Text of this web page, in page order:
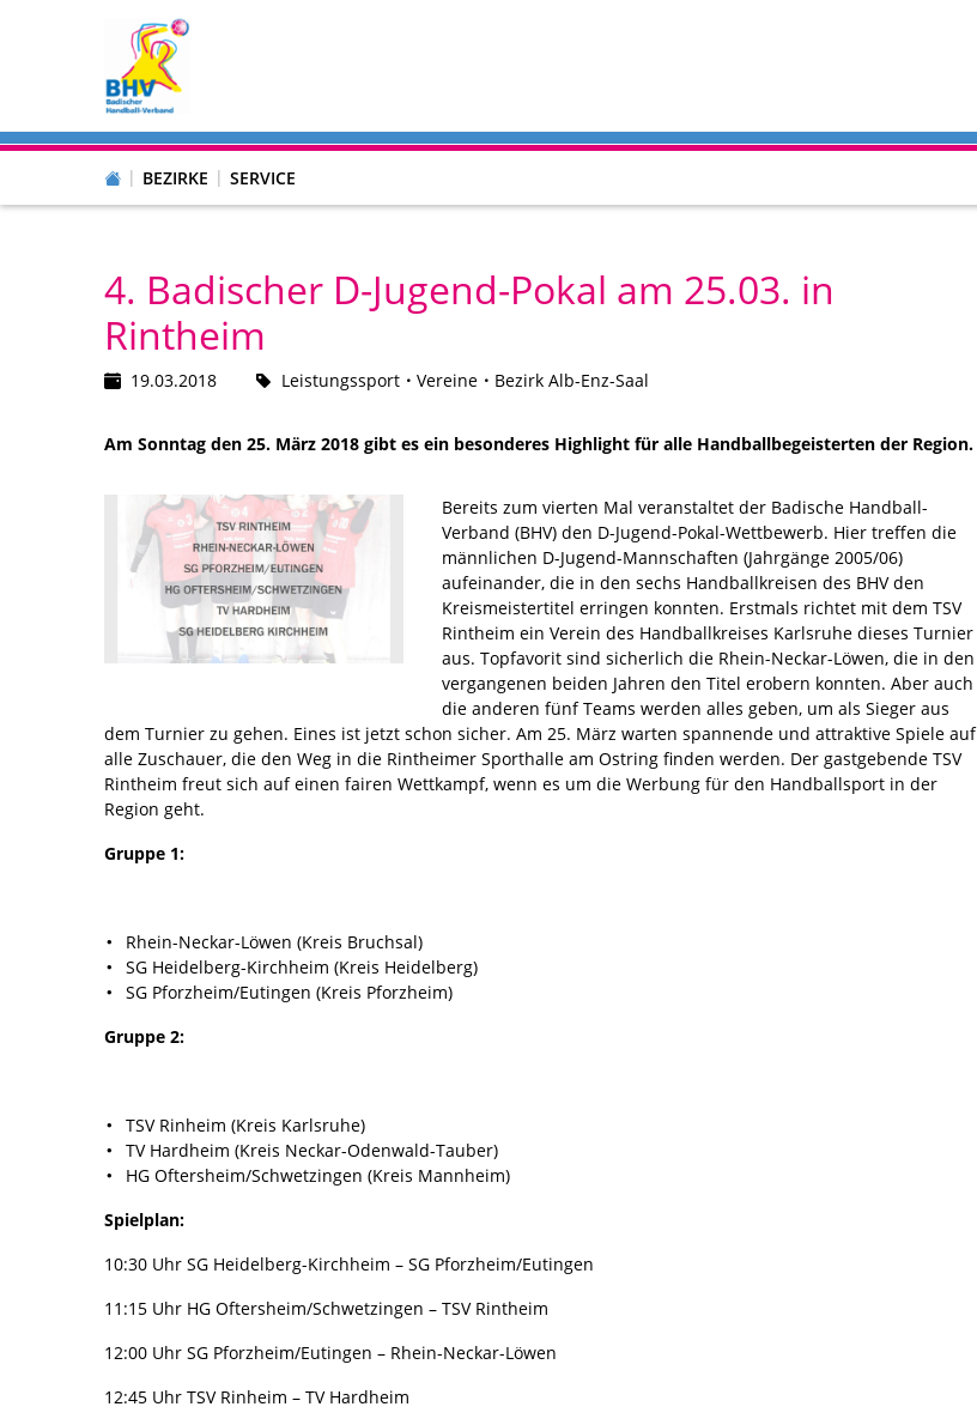
BEZIRKE SERVICE
4. Badischer D-Jugend-Pokal am 25.03. in
Rintheim
19.03.2018 Leistungssport Vereine Bezirk Alb-Enz-Saal
Am Sonntag den 25. März 2018 gibt es ein besonderes Highlight für alle Handballbegeisterten der Region.
Bereits zum vierten Mal veranstaltet der Badische Handball-
Verband (BHV) den D-Jugend-Pokal-Wettbewerb. Hier treffen die
männlichen D-Jugend-Mannschaften (Jahrgänge 2005/06)
aufeinander, die in den sechs Handballkreisen des BHV den
Kreismeistertitel erringen konnten. Erstmals richtet mit dem TSV
Rintheim ein Verein des Handballkreises Karlsruhe dieses Turnier
aus. Topfavorit sind sicherlich die Rhein-Neckar-Löwen, die in den
vergangenen beiden Jahren den Titel erobern konnten. Aber auch
die anderen fünf Teams werden alles geben, um als Sieger aus
dem Turnier zu gehen. Eines ist jetzt schon sicher. Am 25. März warten spannende und attraktive Spiele auf
alle Zuschauer, die den Weg in die Rintheimer Sporthalle am Ostring finden werden. Der gastgebende TSV
Rintheim freut sich auf einen fairen Wettkampf, wenn es um die Werbung für den Handballsport in der
Region geht.
Gruppe 1:
Rhein-Neckar-Löwen (Kreis Bruchsal)
SG Heidelberg-Kirchheim (Kreis Heidelberg)
SG Pforzheim/Eutingen (Kreis Pforzheim)
Gruppe 2:
TSV Rinheim (Kreis Karlsruhe)
TV Hardheim (Kreis Neckar-Odenwald-Tauber)
HG Oftersheim/Schwetzingen (Kreis Mannheim)
Spielplan:
10:30 Uhr SG Heidelberg-Kirchheim – SG Pforzheim/Eutingen
11:15 Uhr HG Oftersheim/Schwetzingen – TSV Rintheim
12:00 Uhr SG Pforzheim/Eutingen – Rhein-Neckar-Löwen
12:45 Uhr TSV Rinheim – TV Hardheim